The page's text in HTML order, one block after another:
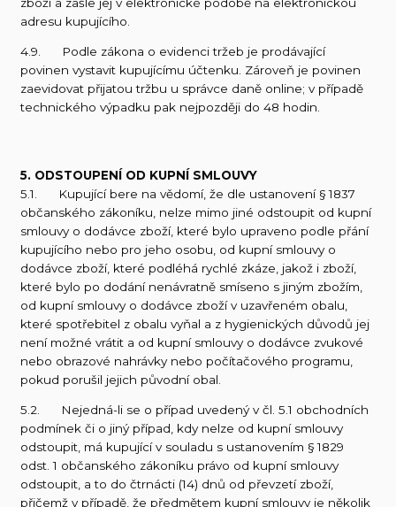
adresu kupujícího.
4.9. Podle zákona o evidenci tržeb je prodávající
povinen vystavit kupujícímu účtenku. Zároveň je povinen
zaevidovat přijatou tržbu u správce daně online; v případě
technického výpadku pak nejpozději do 48 hodin.
5. ODSTOUPENÍ OD KUPNÍ SMLOUVY
5.1. Kupující bere na vědomí, že dle ustanovení § 1837
občanského zákoníku, nelze mimo jiné odstoupit od kupní
smlouvy o dodávce zboží, které bylo upraveno podle přání
kupujícího nebo pro jeho osobu, od kupní smlouvy o
dodávce zboží, které podléhá rychlé zkáze, jakož i zboží,
které bylo po dodání nenávratně smíseno s jiným zbožím,
od kupní smlouvy o dodávce zboží v uzavřeném obalu,
které spotřebitel z obalu vyňal a z hygienických důvodů jej
není možné vrátit a od kupní smlouvy o dodávce zvukové
nebo obrazové nahrávky nebo počítačového programu,
pokud porušil jejich původní obal.
5.2. Nejedná-li se o případ uvedený v čl. 5.1 obchodních
podmínek či o jiný případ, kdy nelze od kupní smlouvy
odstoupit, má kupující v souladu s ustanovením § 1829
odst. 1 občanského zákoníku právo od kupní smlouvy
odstoupit, a to do čtrnácti (14) dnů od převzetí zboží,
přičemž v případě, že předmětem kupní smlouvy je několik